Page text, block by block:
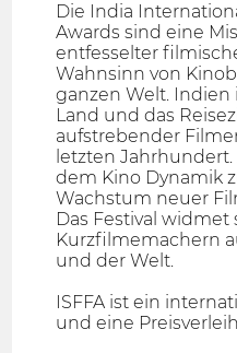
Die India
Awards sind eine
entfesselter
Wahnsinn von
ganzen Welt. Indien
Land und das
aufstrebender
letzten Jahrhundert.
dem Kino Dynamik
Wachstum neuer
Das Festival widmet
Kurzfilmemachern
und der Welt.
ISFFA ist ein
und eine